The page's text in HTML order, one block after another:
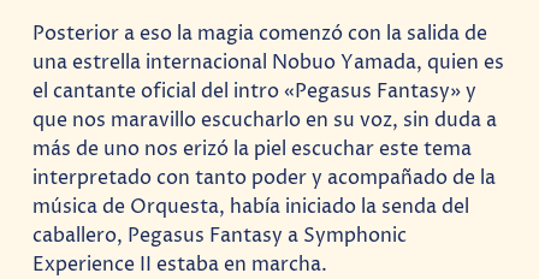
Posterior a eso la magia comenzó con la salida de
una estrella internacional Nobuo Yamada, quien es
el cantante oficial del intro «Pegasus Fantasy» y
que nos maravillo escucharlo en su voz, sin duda a
más de uno nos erizó la piel escuchar este tema
interpretado con tanto poder y acompañado de la
música de Orquesta, había iniciado la senda del
caballero, Pegasus Fantasy a Symphonic
Experience II estaba en marcha.